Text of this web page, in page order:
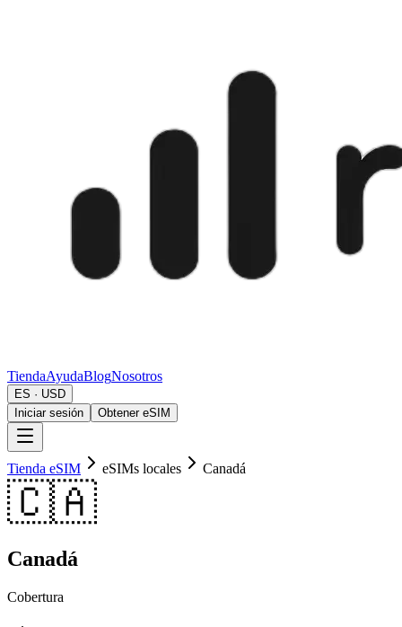
TiendaAyudaBlogNosotros
ES · USD
Iniciar sesión
Obtener eSIM
Tienda eSIM eSIMs locales Canadá
🇨🇦
Canadá
Cobertura